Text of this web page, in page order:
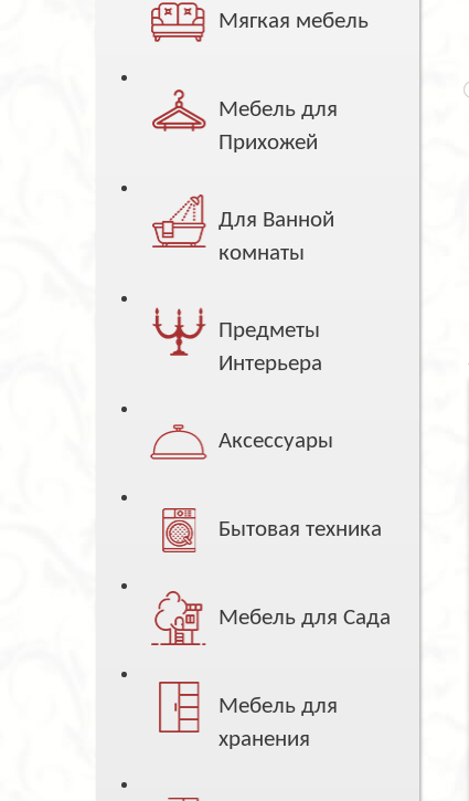
Мягкая мебель
Мебель для
Прихожей
Для Ванной
комнаты
Предметы
Интерьера
Аксессуары
Бытовая техника
Мебель для Сада
Мебель для
хранения